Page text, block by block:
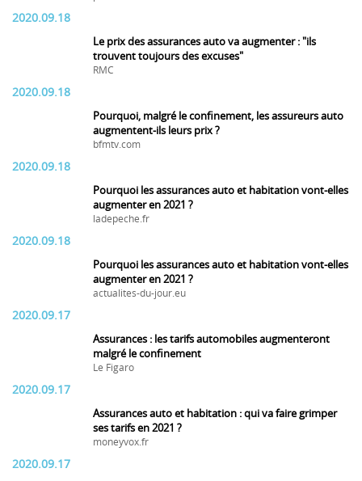
2020.09.18
Le prix des assurances auto va augmenter : "ils
trouvent toujours des excuses"
RMC
2020.09.18
Pourquoi, malgré le confinement, les assureurs auto
augmentent-ils leurs prix ?
bfmtv.com
2020.09.18
Pourquoi les assurances auto et habitation vont-elles
augmenter en 2021 ?
ladepeche.fr
2020.09.18
Pourquoi les assurances auto et habitation vont-elles
augmenter en 2021 ?
actualites-du-jour.eu
2020.09.17
Assurances : les tarifs automobiles augmenteront
malgré le confinement
Le Figaro
2020.09.17
Assurances auto et habitation : qui va faire grimper
ses tarifs en 2021 ?
moneyvox.fr
2020.09.17